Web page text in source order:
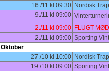
16./11 kl 09:30 Nordisk
9./11 kl 09:00
2./11 kl 09:00 FLUGT
2./11 kl 09:00 Sporting
Oktober
27./10 kl 10:00 Nordisk
19./10 kl 09:00 Sporting